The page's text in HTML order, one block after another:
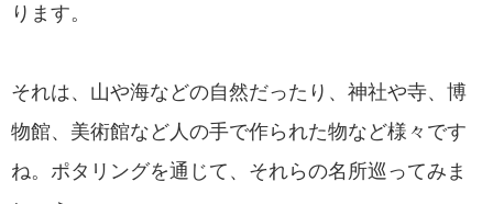
ります。
それは、山や海などの自然だったり、神社や寺、博
物館、美術館など人の手で作られた物など様々です
ね。ポタリングを通じて、それらの名所巡ってみま